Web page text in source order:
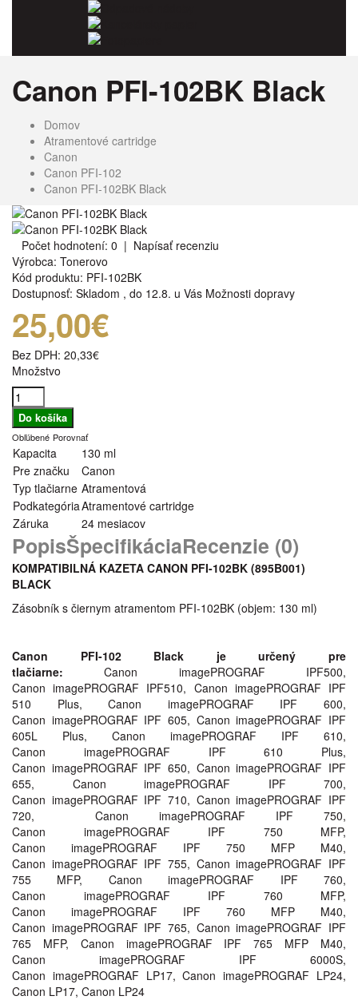
Canon PFI-102BK Black
Domov
Atramentové cartridge
Canon
Canon PFI-102
Canon PFI-102BK Black
Počet hodnotení: 0 | Napísať recenziu
Výrobca: Tonerovo
Kód produktu: PFI-102BK
Dostupnosť: Skladom , do 12.8. u Vás Možnosti dopravy
25,00€
Bez DPH: 20,33€
Množstvo
Obľúbené Porovnať
Kapacita
130 ml
Pre značku
Canon
Typ tlačiarne Atramentová
PodkategóriaAtramentové cartridge
Záruka
24 mesiacov
PopisŠpecifikáciaRecenzie (0)
KOMPATIBILNÁ KAZETA CANON PFI-102BK (895B001)
BLACK
Zásobník s čiernym atramentom PFI-102BK (objem: 130 ml)
Canon PFI-102 Black je určený pre
tlačiarne:Canon imagePROGRAF IPF500,
Canon imagePROGRAF IPF510, Canon imagePROGRAF IPF
510 Plus, Canon imagePROGRAF IPF 600,
Canon imagePROGRAF IPF 605, Canon imagePROGRAF IPF
605L Plus, Canon imagePROGRAF IPF 610,
Canon imagePROGRAF IPF 610 Plus,
Canon imagePROGRAF IPF 650, Canon imagePROGRAF IPF
655, Canon imagePROGRAF IPF 700,
Canon imagePROGRAF IPF 710, Canon imagePROGRAF IPF
720, Canon imagePROGRAF IPF 750,
Canon imagePROGRAF IPF 750 MFP,
Canon imagePROGRAF IPF 750 MFP M40,
Canon imagePROGRAF IPF 755, Canon imagePROGRAF IPF
755 MFP, Canon imagePROGRAF IPF 760,
Canon imagePROGRAF IPF 760 MFP,
Canon imagePROGRAF IPF 760 MFP M40,
Canon imagePROGRAF IPF 765, Canon imagePROGRAF IPF
765 MFP, Canon imagePROGRAF IPF 765 MFP M40,
Canon imagePROGRAF IPF 6000S,
Canon imagePROGRAF LP17, Canon imagePROGRAF LP24,
Canon LP17, Canon LP24